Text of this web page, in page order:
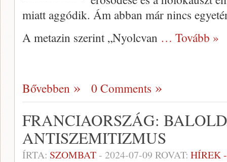
miatt aggódik. Ám abban már nincs
A metazin szerint „Nyolcvan … Tovább »
Bővebben 0 Comments
FRANCIAORSZÁG:
ANTISZEMITIZMUS
ÍRTA: SZOMBAT- 2024-07-09 ROVAT: HÍREK